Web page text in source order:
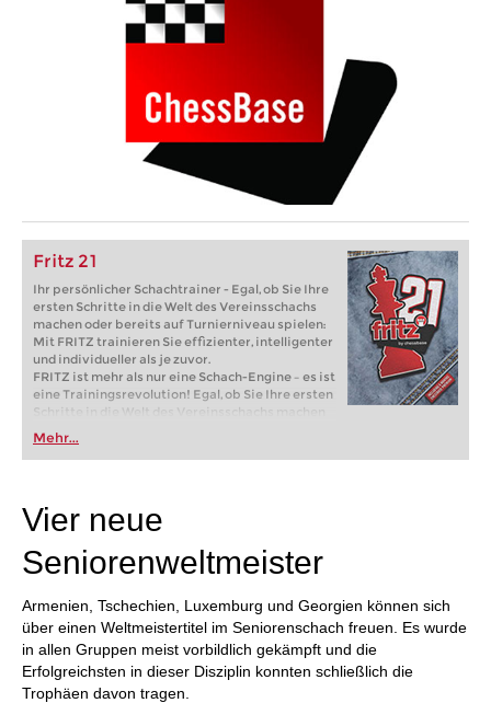
Fritz 21
Ihr persönlicher Schachtrainer - Egal, ob Sie Ihre
ersten Schritte in die Welt des Vereinsschachs
machen oder bereits auf Turnierniveau spielen:
Mit FRITZ trainieren Sie effizienter, intelligenter
und individueller als je zuvor.
FRITZ ist mehr als nur eine Schach-Engine – es ist
eine Trainingsrevolution! Egal, ob Sie Ihre ersten
Schritte in die Welt des Vereinsschachs machen
oder bereits auf Turnierniveau spielen: Mit
FRITZ trainieren Sie effizienter, intelligenter und
individueller als je zuvor.
Mehr...
Vier neue
Seniorenweltmeister
Armenien, Tschechien, Luxemburg und Georgien können sich
über einen Weltmeistertitel im Seniorenschach freuen. Es wurde
in allen Gruppen meist vorbildlich gekämpft und die
Erfolgreichsten in dieser Disziplin konnten schließlich die
Trophäen davon tragen.